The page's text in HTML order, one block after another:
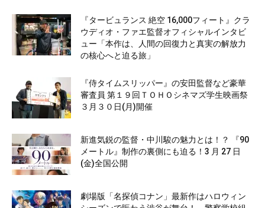
『タービュランス 絶空 16,000フィート』クラ
ウディオ・ファエ監督オフィシャルインタビ
ュー「本作は、人間の回復力と真実の解放力
の核心へと迫る旅」
『侍タイムスリッパー』の安田監督など豪華
審査員 第１９回ＴＯＨＯシネマズ学生映画祭
３月３０日(月)開催
新進気鋭の監督・中川駿の魅力とは！？ 『90
メートル』制作の裏側にも迫る！3 月 27 日
(金)全国公開
劇場版「名探偵コナン」最新作はハロウィン